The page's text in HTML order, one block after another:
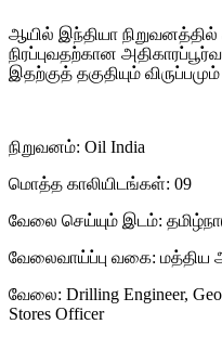
ஆயில் இந்தியா
நிரப்புவதற்கான
இதற்குத் தகுதியும்
நிறுவனம்: Oil India
மொத்த காலியிடங்கள்: 09
வேலை செய்யும் இடம்:
வேலைவாய்ப்பு வகை: மத்திய
வேலை: Drilling Engineer,
Stores Officer